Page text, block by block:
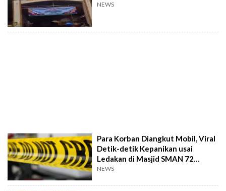
NEWS
Para Korban Diangkut Mobil, Viral
Detik-detik Kepanikan usai
Ledakan di Masjid SMAN 72
Kelapa Gading
NEWS